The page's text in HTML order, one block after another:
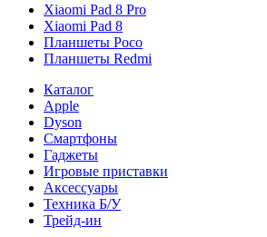
Xiaomi Pad 8 Pro
Xiaomi Pad 8
Планшеты Poco
Планшеты Redmi
Каталог
Apple
Dyson
Смартфоны
Гаджеты
Игровые приставки
Аксессуары
Техника Б/У
Трейд-ин